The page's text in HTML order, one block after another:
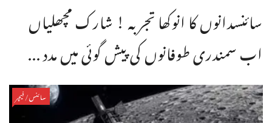
سائنسدانوں کا انوکھا تجربہ ! شارک مچھلیاں
اب سمندری طوفانوں کی پیش گوئی میں مدد ...
سائنس/فیچر